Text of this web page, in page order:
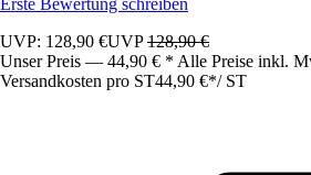
Erste Bewertung schreiben
UVP: 128,90 €UVP128,90 €
Unser Preis — 44,90 € * Alle Preise inkl.
Versandkosten pro ST44,90 €*/ ST